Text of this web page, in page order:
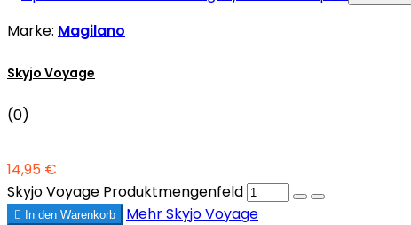
Marke: Magilano
Skyjo Voyage
(0)
14,95 €
Skyjo Voyage Produktmengenfeld
 In den Warenkorb MehrSkyjo Voyage